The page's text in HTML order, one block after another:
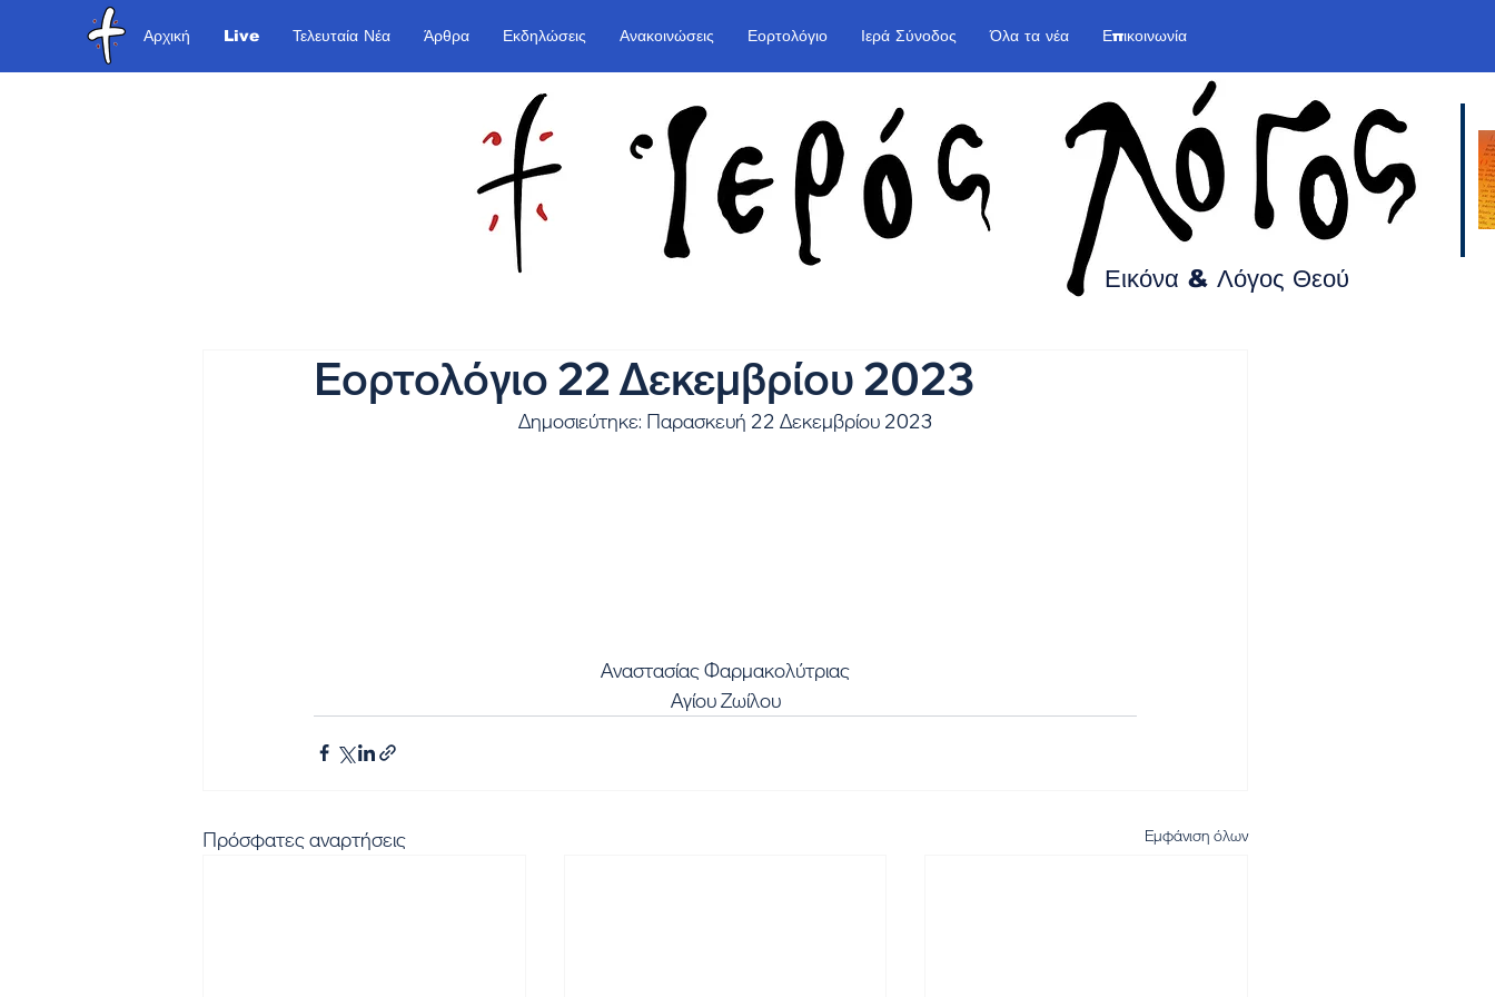
Αρχική Live Τελευταία Νέα Άρθρα Εκδηλώσεις Ανακοινώσεις Εορτολόγιο Ιερά Σύνοδος Όλα τα νέα Επικοινωνία
Εικόνα & Λόγος Θεού
Εορτολόγιο 22 Δεκεμβρίου 2023
Δημοσιεύτηκε: Παρασκευή 22 Δεκεμβρίου 2023
Αναστασίας Φαρμακολύτριας
Αγίου Ζωίλου
Πρόσφατες αναρτήσεις Εμφάνιση όλων